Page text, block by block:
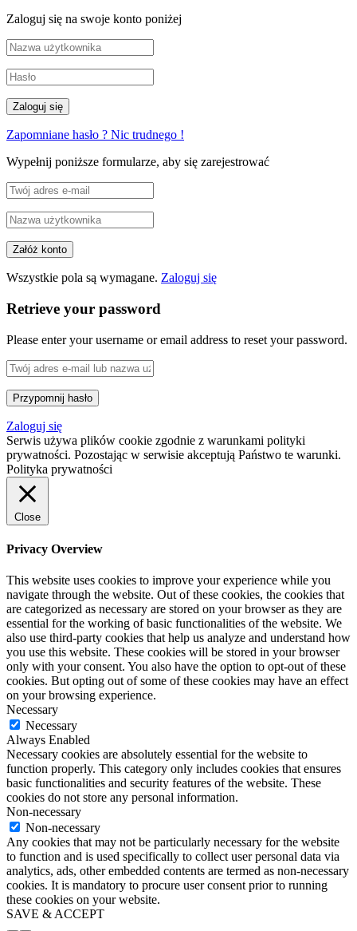
Zaloguj się na swoje konto poniżej
Zapomniane hasło ? Nic trudnego !
Wypełnij poniższe formularze, aby się zarejestrować
Wszystkie pola są wymagane. Zaloguj się
Retrieve your password
Please enter your username or email address to reset your password.
Zaloguj się
Serwis używa plików cookie zgodnie z warunkami polityki
prywatności. Pozostając w serwisie akceptują Państwo te warunki.
Polityka prywatności
Close
Privacy Overview
This website uses cookies to improve your experience while you
navigate through the website. Out of these cookies, the cookies that
are categorized as necessary are stored on your browser as they are
essential for the working of basic functionalities of the website. We
also use third-party cookies that help us analyze and understand how
you use this website. These cookies will be stored in your browser
only with your consent. You also have the option to opt-out of these
cookies. But opting out of some of these cookies may have an effect
on your browsing experience.
Necessary
Necessary
Always Enabled
Necessary cookies are absolutely essential for the website to
function properly. This category only includes cookies that ensures
basic functionalities and security features of the website. These
cookies do not store any personal information.
Non-necessary
Non-necessary
Any cookies that may not be particularly necessary for the website
to function and is used specifically to collect user personal data via
analytics, ads, other embedded contents are termed as non-necessary
cookies. It is mandatory to procure user consent prior to running
these cookies on your website.
SAVE & ACCEPT